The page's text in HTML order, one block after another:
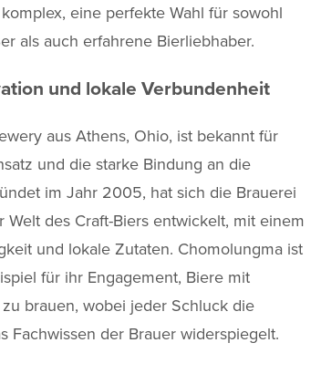
eine perfekte Wahl für sowohl
als auch erfahrene Bierliebhaber.
und lokale Verbundenheit
aus Athens, Ohio, ist bekannt für
und die starke Bindung an die
im Jahr 2005, hat sich die Brauerei
des Craft-Biers entwickelt, mit einem
und lokale Zutaten. Chomolungma ist
für ihr Engagement, Biere mit
brauen, wobei jeder Schluck die
Fachwissen der Brauer widerspiegelt.